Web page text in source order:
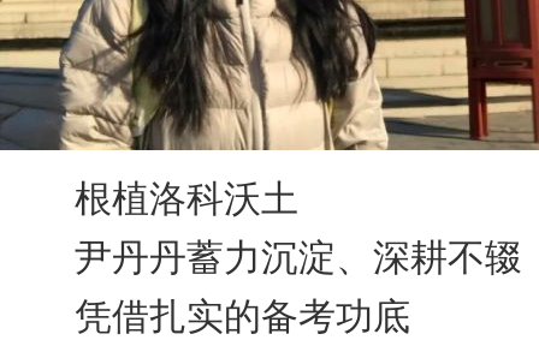
根植洛科沃土
尹丹丹蓄力沉淀、深耕不辍
凭借扎实的备考功底